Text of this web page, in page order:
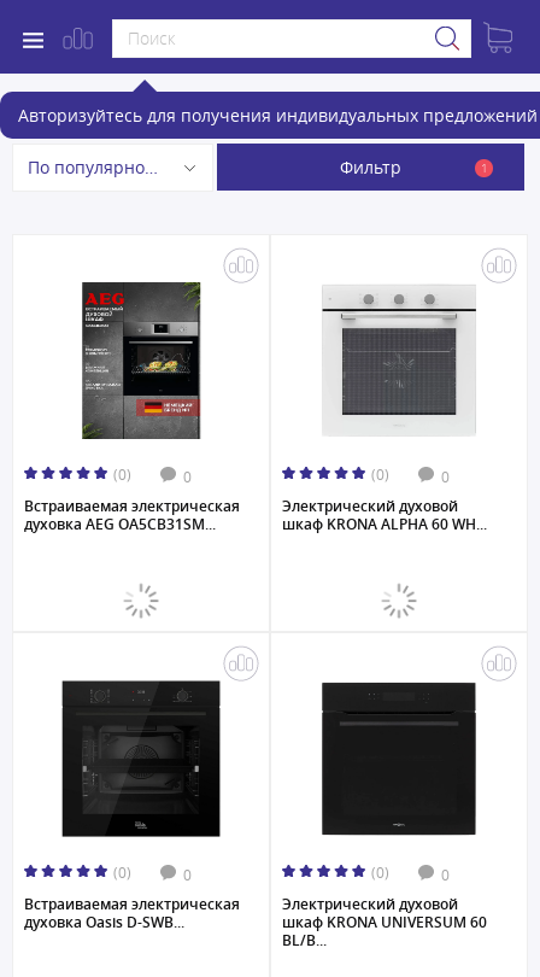
Авторизуйтесь для получения индивидуальных предложений
Электрические духовые шкафы
По популярности Фильтр 1
(0) 0
Встраиваемая электрическая
духовка AEG OA5CB31SM...
(0) 0
Электрический духовой
шкаф KRONA ALPHA 60 WH...
(0) 0
Встраиваемая электрическая
духовка Oasis D-SWB...
(0) 0
Электрический духовой
шкаф KRONA UNIVERSUM 60
BL/B...